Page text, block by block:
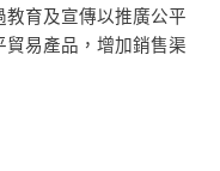
育及宣傳以推廣公平
易產品，增加銷售渠